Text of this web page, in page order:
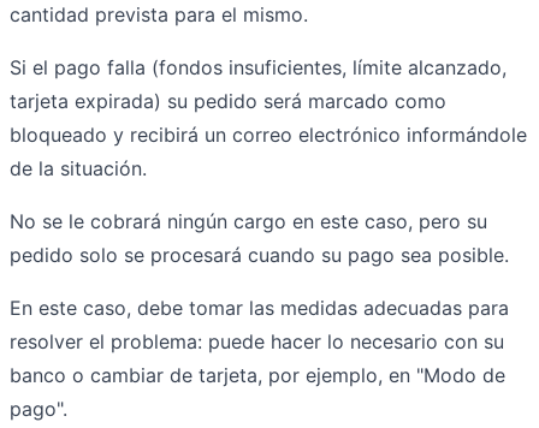
cantidad prevista para el mismo.
Si el pago falla (fondos insuficientes, límite alcanzado,
tarjeta expirada) su pedido será marcado como
bloqueado y recibirá un correo electrónico informándole
de la situación.
No se le cobrará ningún cargo en este caso, pero su
pedido solo se procesará cuando su pago sea posible.
En este caso, debe tomar las medidas adecuadas para
resolver el problema: puede hacer lo necesario con su
banco o cambiar de tarjeta, por ejemplo, en "Modo de
pago".